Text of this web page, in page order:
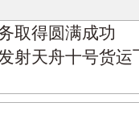
取得圆满成功
射天舟十号货运